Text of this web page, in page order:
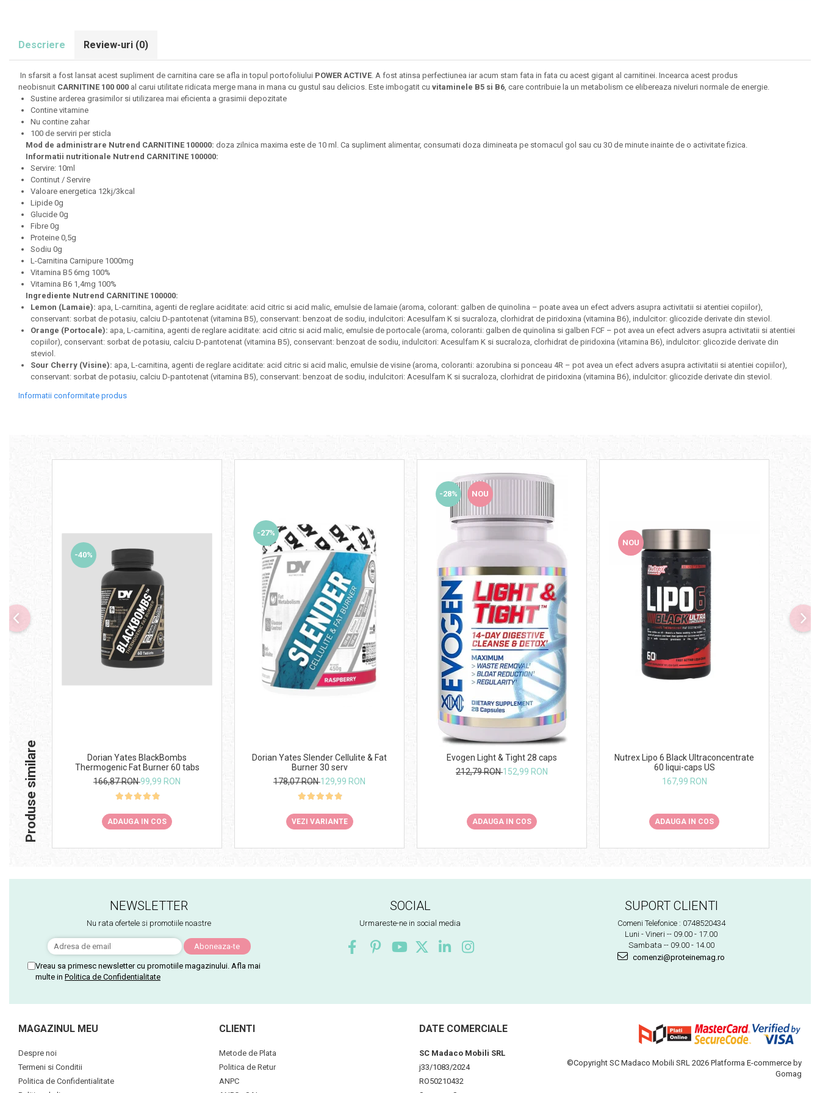
Osavi
PeScience
Power System
Pro Supps
Pro Tan
Puritan`s Pride
Raw Nutrition
REDCON1
Revoflex
Rich Piana 5% Nutrition
RIPT
Scitec
Scivation
Skill Nutrition
Smart Shake
Swanson
Under Armour
Universal
Vitargo
Weider
Descriere Review-uri (0)
In sfarsit a fost lansat acest supliment de carnitina care se afla in topul portofoliului POWER ACTIVE . A fost atinsa perfectiunea iar acum stam fata in fata cu acest gigant al carnitinei. Incearca acest produs
neobisnuit CARNITINE 100 000 al carui utilitate ridicata merge mana in mana cu gustul sau delicios. Este imbogatit cu vitaminele B5 si B6 , care contribuie la un metabolism ce elibereaza niveluri normale de energie.
Sustine arderea grasimilor si utilizarea mai eficienta a grasimii depozitate
Contine vitamine
Nu contine zahar
100 de serviri per sticla
Mod de administrare Nutrend CARNITINE 100000: doza zilnica maxima este de 10 ml. Ca supliment alimentar, consumati doza dimineata pe stomacul gol sau cu 30 de minute inainte de o activitate fizica.
Informatii nutritionale Nutrend CARNITINE 100000:
Servire: 10ml
Continut / Servire
Valoare energetica 12kj/3kcal
Lipide 0g
Glucide 0g
Fibre 0g
Proteine 0,5g
Sodiu 0g
L-Carnitina Carnipure 1000mg
Vitamina B5 6mg 100%
Vitamina B6 1,4mg 100%
Ingrediente Nutrend CARNITINE 100000:
Lemon (Lamaie): apa, L-carnitina, agenti de reglare aciditate: acid citric si acid malic, emulsie de lamaie (aroma, colorant: galben de quinolina – poate avea un efect advers asupra activitatii si atentiei copiilor),
conservant: sorbat de potasiu, calciu D-pantotenat (vitamina B5), conservant: benzoat de sodiu, indulcitori: Acesulfam K si sucraloza, clorhidrat de piridoxina (vitamina B6), indulcitor: glicozide derivate din steviol.
Orange (Portocale): apa, L-carnitina, agenti de reglare aciditate: acid citric si acid malic, emulsie de portocale (aroma, coloranti: galben de quinolina si galben FCF – pot avea un efect advers asupra activitatii si atentiei
copiilor), conservant: sorbat de potasiu, calciu D-pantotenat (vitamina B5), conservant: benzoat de sodiu, indulcitori: Acesulfam K si sucraloza, clorhidrat de piridoxina (vitamina B6), indulcitor: glicozide derivate din
steviol.
Sour Cherry (Visine): apa, L-carnitina, agenti de reglare aciditate: acid citric si acid malic, emulsie de visine (aroma, coloranti: azorubina si ponceau 4R – pot avea un efect advers asupra activitatii si atentiei copiilor),
conservant: sorbat de potasiu, calciu D-pantotenat (vitamina B5), conservant: benzoat de sodiu, indulcitori: Acesulfam K si sucraloza, clorhidrat de piridoxina (vitamina B6), indulcitor: glicozide derivate din steviol.
Informatii conformitate produs
Produse similare
-40%
Dorian Yates BlackBombs
Thermogenic Fat Burner 60 tabs
166,87 RON99,99 RON
ADAUGA IN COS
-27%
Dorian Yates Slender Cellulite & Fat
Burner 30 serv
178,07 RON129,99 RON
VEZI VARIANTE
-28% NOU
Evogen Light & Tight 28 caps
212,79 RON152,99 RON
ADAUGA IN COS
NOU
Nutrex Lipo 6 Black Ultraconcentrate
60 liqui-caps US
167,99 RON
ADAUGA IN COS
-
NEWSLETTER
Nu rata ofertele si promotiile noastre
Vreau sa primesc newsletter cu promotiile magazinului. Afla mai
multe in Politica de Confidentialitate
SOCIAL
Urmareste-ne in social media
SUPORT CLIENTI
Comeni Telefonice : 0748520434
Luni - Vineri -- 09.00 - 17.00
Sambata -- 09.00 - 14.00
comenzi@proteinemag.ro
MAGAZINUL MEU
Despre noi
Termeni si Conditii
Politica de Confidentialitate
CLIENTI
Metode de Plata
Politica de Retur
ANPC
DATE COMERCIALE
SC Madaco Mobili SRL
j33/1083/2024
RO50210432
©Copyright SC Madaco Mobili SRL 2026 Platforma E-commerce by
Gomag